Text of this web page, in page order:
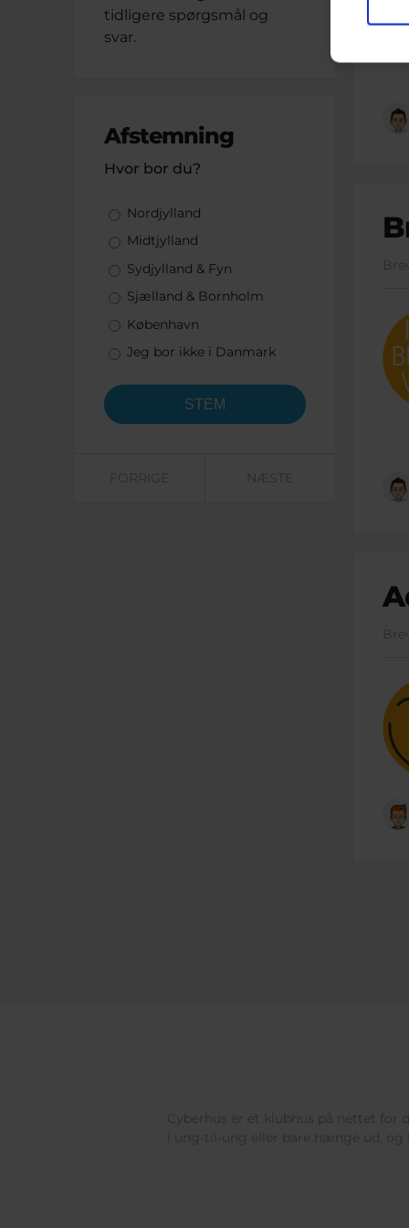
tidligere spørgsmål og
svar.
Afstemning
Hvor bor du?
Valgmuligheder
Nordjylland
Midtjylland
Sydjylland & Fyn
Sjælland & Bornholm
København
Jeg bor ikke i Danmark
FORRIGE NÆSTE
Cyberhus er et klubhus på nettet for
i ung-til-ung eller bare hænge ud,